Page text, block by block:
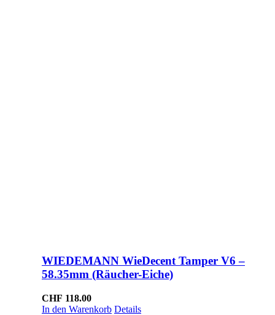
WIEDEMANN WieDecent Tamper V6 –
58.35mm (Räucher-Eiche)
CHF 118.00
In den Warenkorb Details